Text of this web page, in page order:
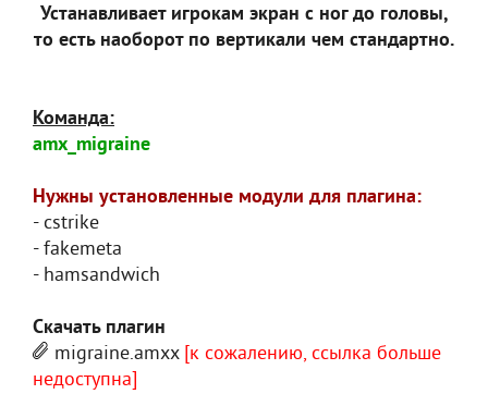
Устанавливает игрокам экран с ног до головы,
то есть наоборот по вертикали чем стандартно.
Команда:
amx_migraine
Нужны установленные модули для плагина:
- cstrike
- fakemeta
- hamsandwich
Скачать плагин
migraine.amxx [к сожалению, ссылка больше
недоступна]